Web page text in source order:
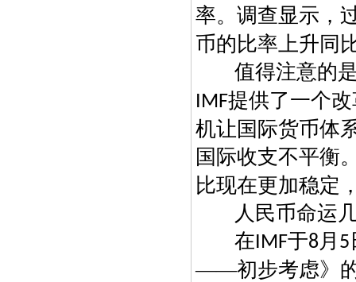
率。调查显示，
币的比率上升同
值得注意的
IMF提供了一个
机让国际货币体
国际收支不平衡
比现在更加稳定
人民币命运
在IMF于8月 5
——初步考虑》